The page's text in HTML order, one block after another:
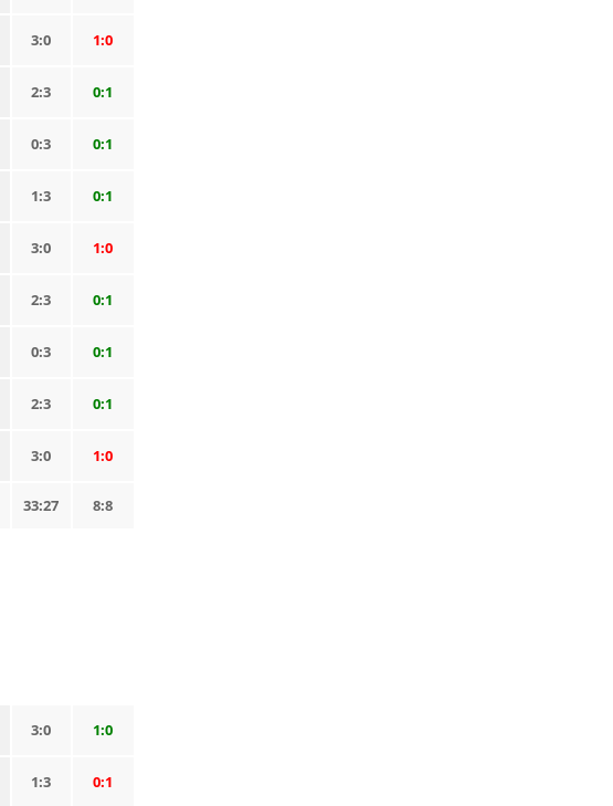
3:0 1:0
2:3 0:1
0:3 0:1
1:3 0:1
3:0 1:0
2:3 0:1
0:3 0:1
2:3 0:1
3:0 1:0
8:8
33:27
3:0 1:0
1:3 0:1